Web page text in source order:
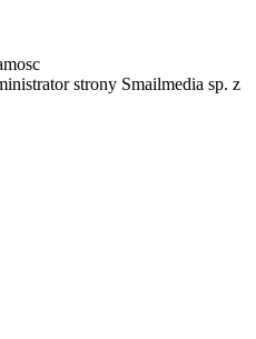
strony Smailmedia sp. z